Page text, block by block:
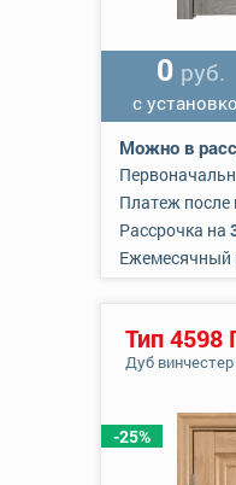
0 руб.
с
Можно в
Платеж
Рассрочка на
Ежемесячный
-25%
Тип 4598
Дуб